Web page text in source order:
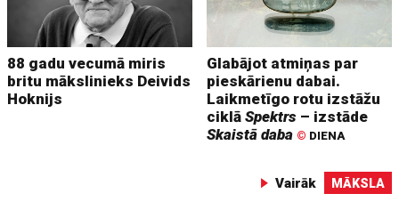
88 gadu vecumā miris
britu mākslinieks Deivids
Hoknijs
Glabājot atmiņas par
pieskārienu dabai.
Laikmetīgo rotu izstāžu
ciklāSpektrs – izstāde
Skaistā daba © DIENA
Vairāk MĀKSLA